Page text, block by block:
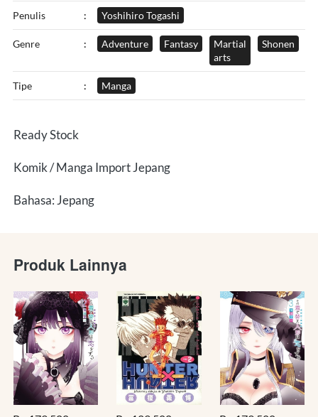
Penulis : Yoshihiro Togashi
Genre : Adventure Fantasy
Martial
arts
Shonen
Tipe : Manga
Ready Stock
Komik / Manga Import Jepang
Bahasa: Jepang
Produk Lainnya